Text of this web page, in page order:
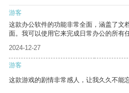
游客
这款办公软件的功能非常全面，涵盖了文
面。我可以使用它来完成日常办公的所有
2024-12-27
游客
这款游戏的剧情非常感人，让我久久不能忘